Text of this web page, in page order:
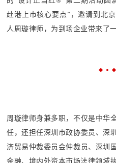
赴港上市核心要点”，邀请到 北
人周璇律师，为 到场企业带来了
周璇律师身兼多职，不仅是中华
任，还担任深圳市政协委员、深
济贸易仲裁委员会仲裁员、深圳
金融、境内外资本市场法律领域